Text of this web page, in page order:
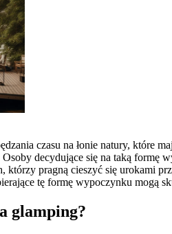
czasu na łonie natury, które
decydujące się na taką
pragną cieszyć się urokami
tę formę wypoczynku mogą
glamping?